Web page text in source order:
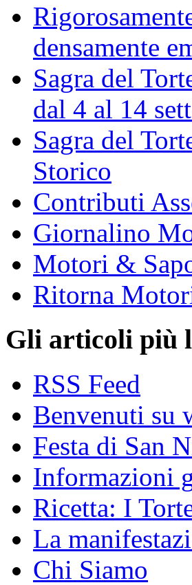
densamente
Sagra del
dal 4 al 14
Sagra del
Storico
Contributi
Giornalino
Motori &
Ritorna
Gli articoli più
RSS Feed
Benvenuti su
Festa di San
Informazioni
Ricetta: I
La
Chi Siamo